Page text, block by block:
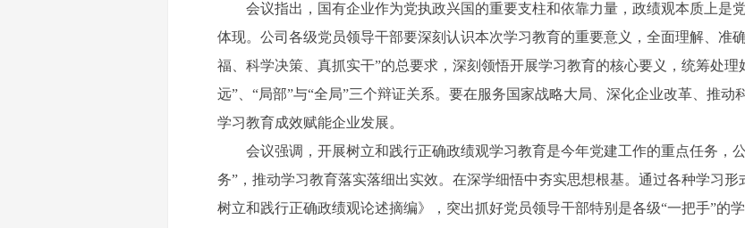
会议指出，国有企业作为党执政兴国的重要支柱和依靠力量，政绩观本质上是
体现。公司各级党员领导干部要深刻认识本次学习教育的重要意义，全面理解、准
福、科学决策、真抓实干”的总要求，深刻领悟开展学习教育的核心要义，统筹处理
远”、“局部”与“全局”三个辩证关系。要在服务国家战略大局、深化企业改革、推
学习教育成效赋能企业发展。
会议强调，开展树立和践行正确政绩观学习教育是今年党建工作的重点任务，
务”，推动学习教育落实落细出实效。在深学细悟中夯实思想根基。通过各种学习
树立和践行正确政绩观论述摘编》，突出抓好党员领导干部特别是各级“一把手”的